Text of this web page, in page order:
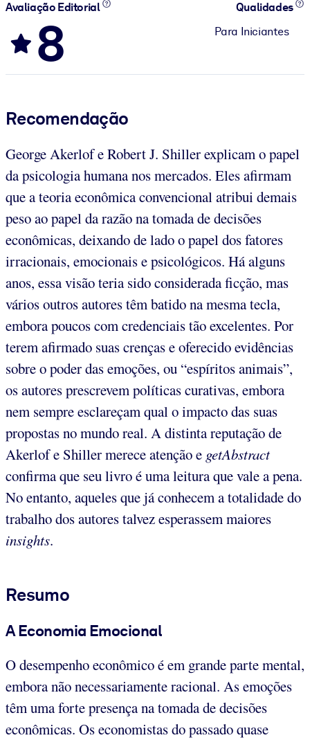
Avaliação Editorial
8
Qualidades
Para Iniciantes
Recomendação
George Akerlof e Robert J. Shiller explicam o papel
da psicologia humana nos mercados. Eles afirmam
que a teoria econômica convencional atribui demais
peso ao papel da razão na tomada de decisões
econômicas, deixando de lado o papel dos fatores
irracionais, emocionais e psicológicos. Há alguns
anos, essa visão teria sido considerada ficção, mas
vários outros autores têm batido na mesma tecla,
embora poucos com credenciais tão excelentes. Por
terem afirmado suas crenças e oferecido evidências
sobre o poder das emoções, ou “espíritos animais”,
os autores prescrevem políticas curativas, embora
nem sempre esclareçam qual o impacto das suas
propostas no mundo real. A distinta reputação de
Akerlof e Shiller merece atenção e getAbstract
confirma que seu livro é uma leitura que vale a pena.
No entanto, aqueles que já conhecem a totalidade do
trabalho dos autores talvez esperassem maiores
insights.
Resumo
A Economia Emocional
O desempenho econômico é em grande parte mental,
embora não necessariamente racional. As emoções
têm uma forte presença na tomada de decisões
econômicas. Os economistas do passado quase